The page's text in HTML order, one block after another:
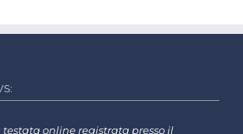
testata online registrata presso il